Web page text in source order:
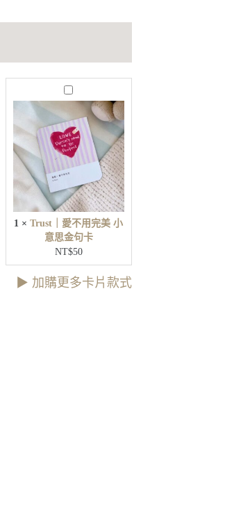
T
r
u
s
t
｜
愛
用
完
美
小
意
金
1 ×Trust｜愛不用完美 小
意思金句卡
NT$50
▶︎ 加購更多卡片款式